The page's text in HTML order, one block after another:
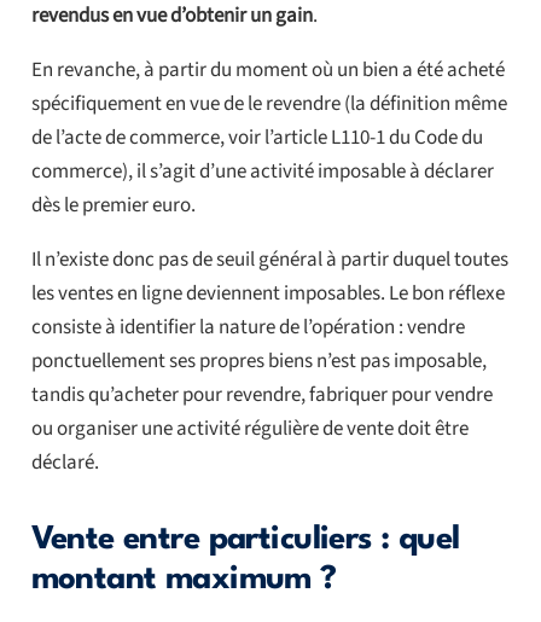
revendus en vue d’obtenir un gain.
En revanche, à partir du moment où un bien a été acheté
spécifiquement en vue de le revendre (la définition même
de l’acte de commerce, voir l’article L110-1 du Code du
commerce), il s’agit d’une activité imposable à déclarer
dès le premier euro.
Il n’existe donc pas de seuil général à partir duquel toutes
les ventes en ligne deviennent imposables. Le bon réflexe
consiste à identifier la nature de l’opération : vendre
ponctuellement ses propres biens n’est pas imposable,
tandis qu’acheter pour revendre, fabriquer pour vendre
ou organiser une activité régulière de vente doit être
déclaré.
Vente entre particuliers : quel
montant maximum ?